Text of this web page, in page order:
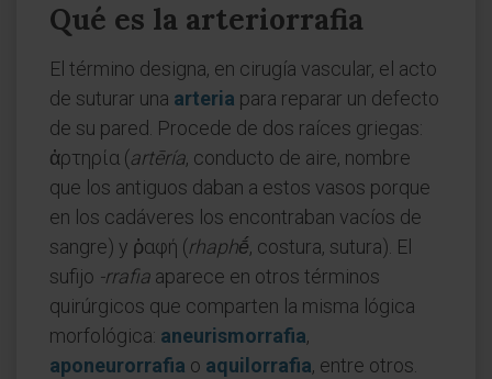
Qué es la arteriorrafia
El término designa, en cirugía vascular, el acto
de suturar una arteria para reparar un defecto
de su pared. Procede de dos raíces griegas:
ἀρτηρία (artēría, conducto de aire, nombre
que los antiguos daban a estos vasos porque
en los cadáveres los encontraban vacíos de
sangre) y ῥαφή (rhaphḗ, costura, sutura). El
sufijo -rrafia aparece en otros términos
quirúrgicos que comparten la misma lógica
morfológica: aneurismorrafia,
aponeurorrafia o aquilorrafia, entre otros.